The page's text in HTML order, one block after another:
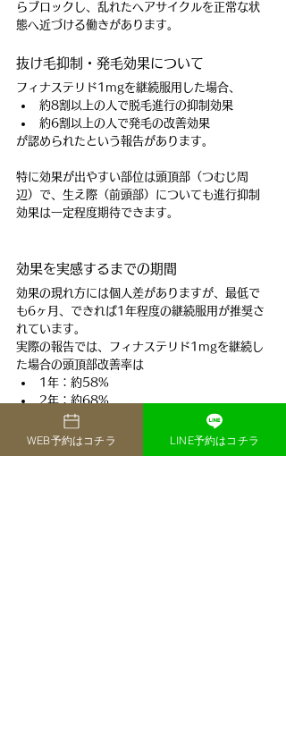
らブロックし、乱れたヘアサイクルを正常な状
態へ近づける働きがあります。
抜け毛抑制・発毛効果について
フィナステリド1mgを継続服用した場合、
約8割以上の人で脱毛進行の抑制効果
約6割以上の人で発毛の改善効果
が認められたという報告があります。
特に効果が出やすい部位は頭頂部（つむじ周
辺）で、生え際（前頭部）についても進行抑制
効果は一定程度期待できます。
効果を実感するまでの期間
効果の現れ方には個人差がありますが、最低で
も6ヶ月、できれば1年程度の継続服用が推奨さ
れています。
実際の報告では、フィナステリド1mgを継続し
た場合の頭頂部改善率は
1年：約58%
2年：約68%
3年：約78%
とされており、長期間続けるほど効果が高まる
傾向があります。
WEB予約はコチラ LINE予約はコチラ